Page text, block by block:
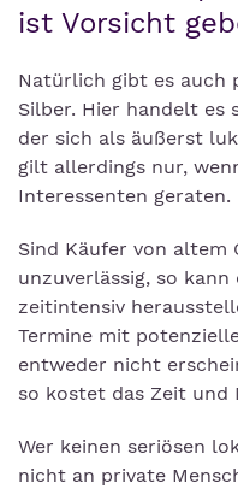
ist Vorsicht
Natürlich gibt es auch
Silber. Hier handelt es
der sich als äußerst
gilt allerdings nur,
Interessenten geraten.
Sind Käufer von altem
unzuverlässig, so
zeitintensiv
Termine mit
entweder nicht
so kostet das Zeit und
Wer keinen seriösen
nicht an private